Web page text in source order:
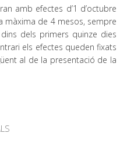
amb efectes d’1 d’octubre
màxima de 4 mesos, sempre
dels primers quinze dies
els efectes queden fixats
al de la presentació de la